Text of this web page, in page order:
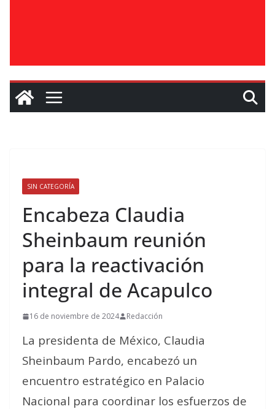
SIN CATEGORÍA
Encabeza Claudia
Sheinbaum reunión
para la reactivación
integral de Acapulco
16 de noviembre de 2024 Redacción
La presidenta de México, Claudia
Sheinbaum Pardo, encabezó un
encuentro estratégico en Palacio
Nacional para coordinar los esfuerzos de